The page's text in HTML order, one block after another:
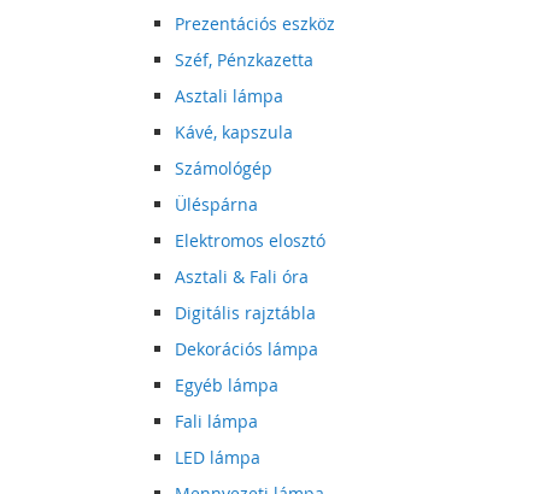
Prezentációs eszköz
Széf, Pénzkazetta
Asztali lámpa
Kávé, kapszula
Számológép
Üléspárna
Elektromos elosztó
Asztali & Fali óra
Digitális rajztábla
Dekorációs lámpa
Egyéb lámpa
Fali lámpa
LED lámpa